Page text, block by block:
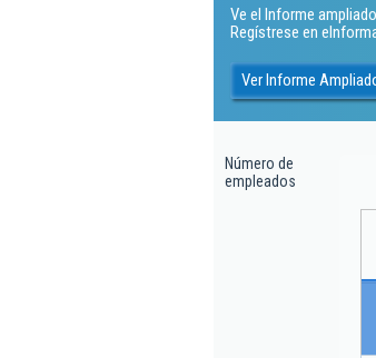
Ve el Informe
Regístrese en
Ver Informe
Número de
empleados